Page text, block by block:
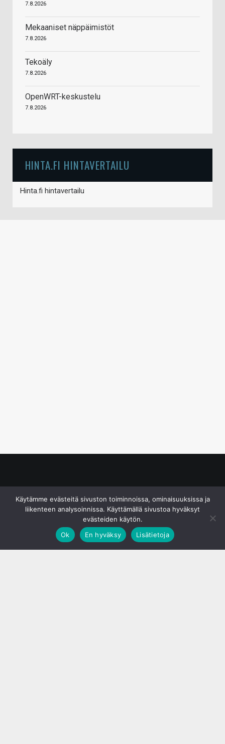
7.8.2026
Mekaaniset näppäimistöt
7.8.2026
Tekoäly
7.8.2026
OpenWRT-keskustelu
7.8.2026
HINTA.FI HINTAVERTAILU
Hinta.fi hintavertailu
Käytämme evästeitä sivuston toiminnoissa, ominaisuuksissa ja
liikenteen analysoinnissa. Käyttämällä sivustoa hyväksyt
evästeiden käytön.
Ok
En hyväksy Lisätietoja